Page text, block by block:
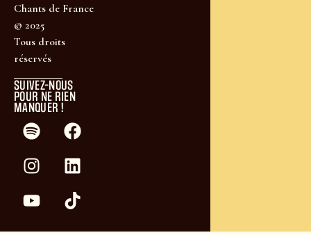
Chants de France
© 2025
Tous droits
réservés
SUIVEZ-NOUS
POUR NE RIEN
MANQUER !